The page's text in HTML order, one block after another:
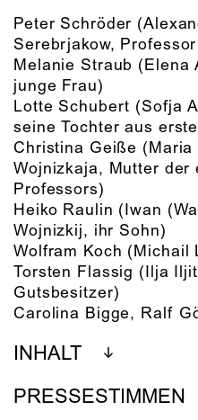
Peter Schröder
Serebrjakow,
Melanie Straub (Elena
junge Frau)
Lotte Schubert (Sofja
seine Tochter aus
Christina Geiße (Maria
Wojnizkaja, Mutter der
Professors)
Heiko Raulin (Iwan
Wojnizkij, ihr Sohn)
Wolfram Koch (Michail
Torsten Flassig (Ilja
Gutsbesitzer)
Carolina Bigge, Ralf
INHALT
PRESSESTIMMEN